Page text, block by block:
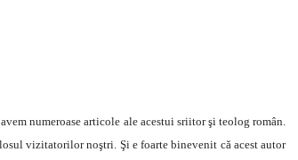
numeroase articole ale acestui sriitor şi teolog român.
vizitatorilor noştri. Şi e foarte binevenit că acest autor